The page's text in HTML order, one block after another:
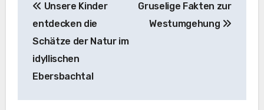
Unsere Kinder
entdecken die
Schätze der Natur im
idyllischen
Ebersbachtal
Gruselige Fakten zur
Westumgehung